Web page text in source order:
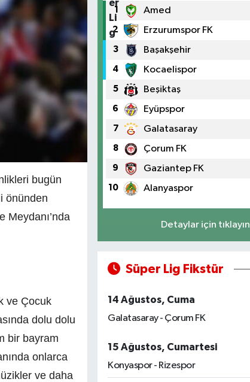
bugün
önünden
ve Çocuk
dolu dolu
bir bayram
onlarca
ve daha
1 Amed
2 Erzurumspor FK
3 Başakşehir
4 Kocaelispor
5 Beşiktaş
6 Eyüpspor
7 Galatasaray
8 Çorum FK
9 Gaziantep FK
10 Alanyaspor
Detaylar için tıklayın
Süper Lig Fikstür
14 Ağustos, Cuma
Galatasaray - Çorum FK
15 Ağustos, Cumartesi
Konyaspor - Rizespor